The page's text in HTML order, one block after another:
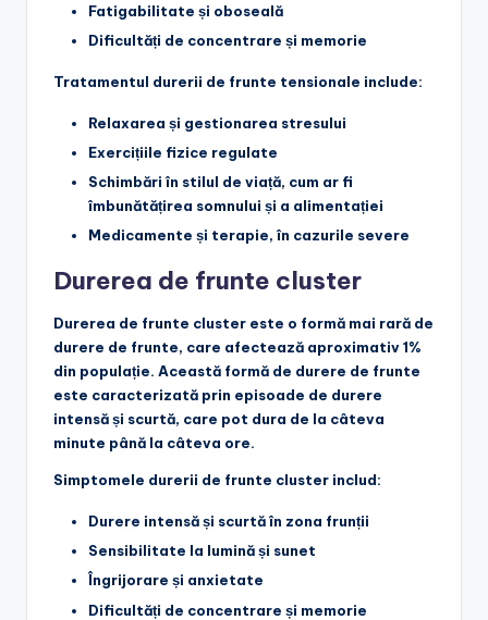
Fatigabilitate și oboseală
Dificultăți de concentrare și memorie
Tratamentul durerii de frunte tensionale include:
Relaxarea și gestionarea stresului
Exercițiile fizice regulate
Schimbări în stilul de viață, cum ar fi
îmbunătățirea somnului și a alimentației
Medicamente și terapie, în cazurile severe
Durerea de frunte cluster
Durerea de frunte cluster este o formă mai rară de
durere de frunte, care afectează aproximativ 1%
din populație. Această formă de durere de frunte
este caracterizată prin episoade de durere
intensă și scurtă, care pot dura de la câteva
minute până la câteva ore.
Simptomele durerii de frunte cluster includ:
Durere intensă și scurtă în zona frunții
Sensibilitate la lumină și sunet
Îngrijorare și anxietate
Dificultăți de concentrare și memorie